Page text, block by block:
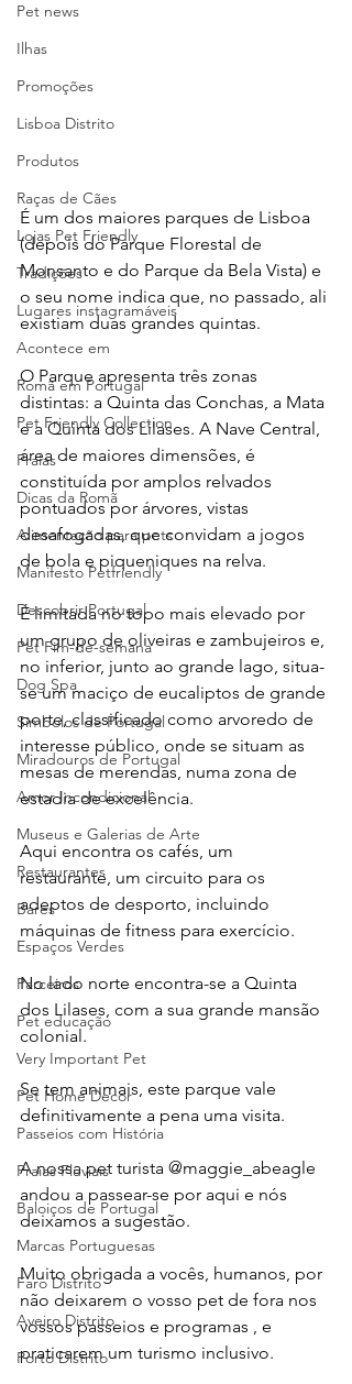
Pet news
Ilhas
Promoções
Lisboa Distrito
Produtos
Raças de Cães
Lojas Pet Friendly
Tradições
Lugares instagramáveis
Acontece em
Romã em Portugal
Pet Friendly Collection
Praias
Dicas da Romã
Alimentação para pets
Manifesto Petfriendly
Descobrir Portugal
Pet Fim-de-semana
Dog Spa
Símbolos de Portugal
Miradouros de Portugal
Amor Incondicional
Museus e Galerias de Arte
Restaurantes
Bares
Espaços Verdes
Parceiros
Pet educação
Very Important Pet
Pet Home Decor
Passeios com História
Praias Fluviais
Baloiços de Portugal
Marcas Portuguesas
Faro Distrito
Aveiro Distrito
Porto Distrito
É um dos maiores parques de Lisboa
(depois do Parque Florestal de
Monsanto e do Parque da Bela Vista) e
o seu nome indica que, no passado, ali
existiam duas grandes quintas.
O Parque apresenta três zonas
distintas: a Quinta das Conchas, a Mata
e a Quinta dos Lilases. A Nave Central,
área de maiores dimensões, é
constituída por amplos relvados
pontuados por árvores, vistas
desafogadas, que convidam a jogos
de bola e piqueniques na relva.
É limitada no topo mais elevado por
um grupo de oliveiras e zambujeiros e,
no inferior, junto ao grande lago, situa-
se um maciço de eucaliptos de grande
porte, classificado como arvoredo de
interesse público, onde se situam as
mesas de merendas, numa zona de
estadia de excelência.
Aqui encontra os cafés, um
restaurante, um circuito para os
adeptos de desporto, incluindo
máquinas de fitness para exercício.
No lado norte encontra-se a Quinta
dos Lilases, com a sua grande mansão
colonial.
Se tem animais, este parque vale
definitivamente a pena uma visita.
A nossa pet turista @maggie_abeagle
andou a passear-se por aqui e nós
deixamos a sugestão.
Muito obrigada a vocês, humanos, por
não deixarem o vosso pet de fora nos
vossos passeios e programas , e
praticarem um turismo inclusivo.